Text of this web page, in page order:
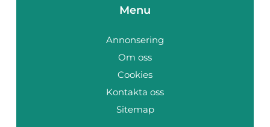
Menu
Annonsering
Om oss
Cookies
Kontakta oss
Sitemap